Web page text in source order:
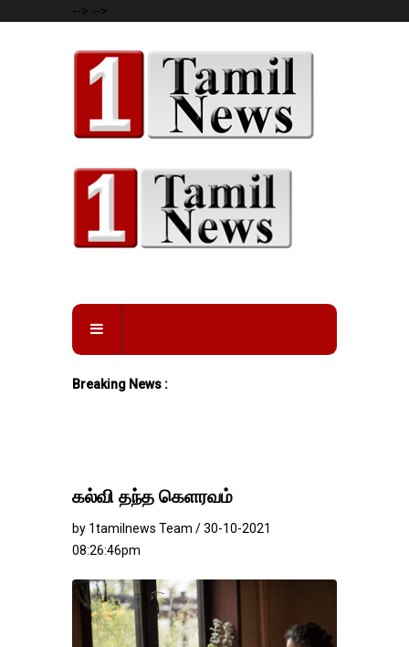
--> -->
Breaking News :
கல்வி தந்த கெளரவம்
by 1tamilnews Team / 30-10-2021
08:26:46pm